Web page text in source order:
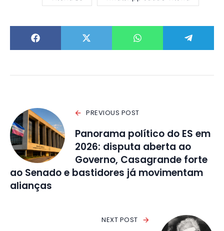
PREVIOUS POST
Panorama político do ES em
2026: disputa aberta ao
Governo, Casagrande forte
ao Senado e bastidores já movimentam
alianças
NEXT POST